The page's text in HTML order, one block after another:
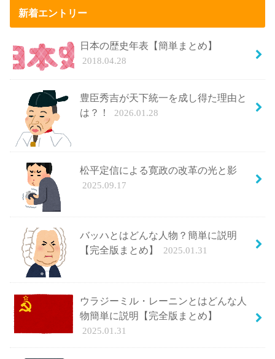
新着エントリー
日本の歴史年表【簡単まとめ】
2018.04.28
豊臣秀吉が天下統一を成し得た理由と
は？！
2026.01.28
松平定信による寛政の改革の光と影
2025.09.17
バッハとはどんな人物？簡単に説明
【完全版まとめ】
2025.01.31
ウラジーミル・レーニンとはどんな人
物簡単に説明【完全版まとめ】
2025.01.31